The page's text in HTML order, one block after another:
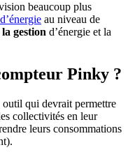
beaucoup plus
au niveau de
gestion d’énergie et la
Pinky ?
qui devrait permettre
collectivités en leur
leurs consommations